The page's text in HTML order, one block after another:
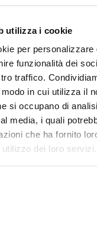
utilizza i cookie
per personalizzare
funzionalità dei
traffico.
in cui utilizza il
si occupano di
media, i quali
che ha fornito
dei loro servizi.
l’orzo apporta
muscolare.